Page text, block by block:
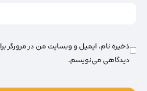
ذخیره نام، ایمیل و وبسایت من در مرورگر
دیدگاهی می‌نویسم.